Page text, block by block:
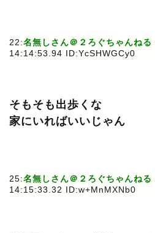
22:名無しさん＠２ろぐちゃんねる
14:14:53.94 ID:YcSHWGCy0
そもそも出歩くな
家にいればいいじゃん
25:名無しさん＠２ろぐちゃんねる
14:15:33.32 ID:w+MnMXNb0